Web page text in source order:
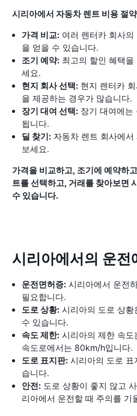
시리아에서 자동차 렌트 비용 절약
가격 비교: 여러 렌터카 회사
을 얻을 수 있습니다.
조기 예약: 최고의 할인 혜택
세요.
현지 회사 선택: 현지 렌터카
을 제공하는 경우가 많습니다.
장기 대여 선택: 장기 대여에는
됩니다.
딜 찾기: 자동차 렌트 회사에
보세요.
가격을 비교하고, 조기에 예약하
트를 선택하고, 거래를 찾아보면
수 있습니다.
시리아에서의 운전
운전면허증: 시리아에서 운전
필요합니다.
도로 상황: 시리아의 도로 상
수 있습니다.
속도 제한: 시리아의 제한 속
속도로에서는 80km/h입니다.
도로 표지판: 시리아의 도로 표
습니다.
안전: 도로 상황이 좋지 않고
리아에서 운전할 때 주의를 기